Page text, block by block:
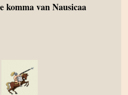
komma van Nausicaa